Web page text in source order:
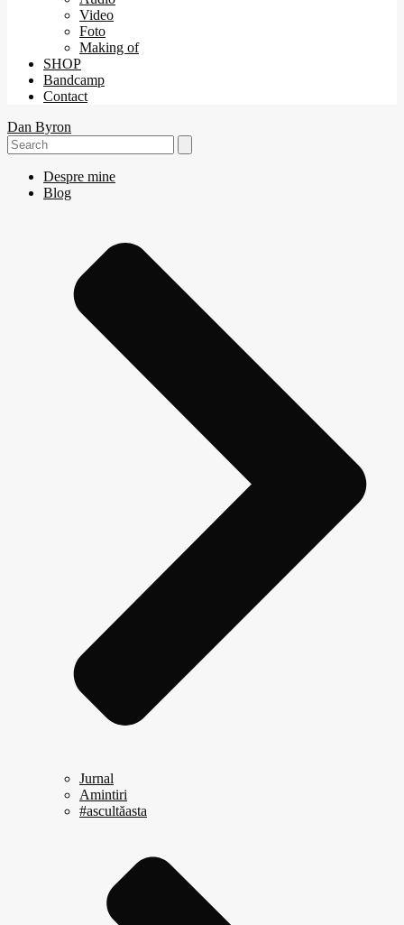
Video
Foto
Making of
SHOP
Bandcamp
Contact
Dan Byron
Search
for:
Despre mine
Blog
Jurnal
Amintiri
#ascultăasta